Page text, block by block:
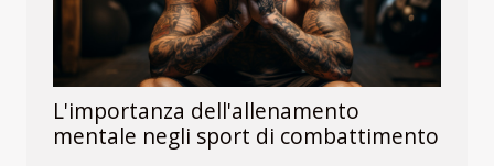
L'importanza dell'allenamento
mentale negli sport di combattimento